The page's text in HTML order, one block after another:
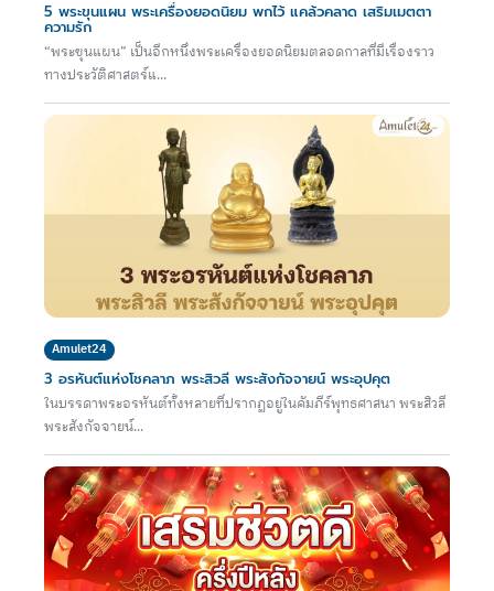
5 พระขุนแผน พระเครื่องยอดนิยม พกไว้ แคล้วคลาด เสริมเมตตา
ความรัก
“พระขุนแผน” เป็นอีกหนึ่งพระเครื่องยอดนิยมตลอดกาลที่มีเรื่องราว
ทางประวัติศาสตร์แ...
Amulet24
3 อรหันต์แห่งโชคลาภ พระสิวลี พระสังกัจจายน์ พระอุปคุต
ในบรรดาพระอรหันต์ทั้งหลายที่ปรากฏอยู่ในคัมภีร์พุทธศาสนา พระสิวลี
พระสังกัจจายน์...